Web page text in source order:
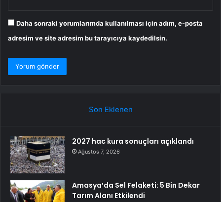
Daha sonraki yorumlarımda kullanılması için adım, e-posta
adresim ve site adresim bu tarayıcıya kaydedilsin.
Son Eklenen
2027 hac kura sonuçları açıklandı
Ağustos 7, 2026
Amasya’da Sel Felaketi: 5 Bin Dekar
Tarım Alanı Etkilendi